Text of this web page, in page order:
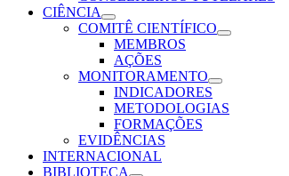
CIÊNCIA
COMITÊ CIENTÍFICO
MEMBROS
AÇÕES
MONITORAMENTO
INDICADORES
METODOLOGIAS
FORMAÇÕES
EVIDÊNCIAS
INTERNACIONAL
BIBLIOTECA